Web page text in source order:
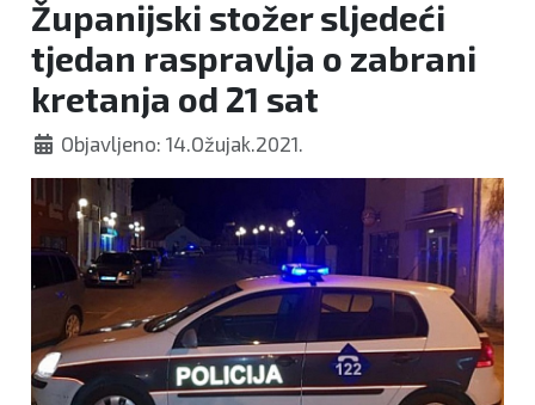
Županijski stožer sljedeći
tjedan raspravlja o zabrani
kretanja od 21 sat
Objavljeno: 14.Ožujak.2021.